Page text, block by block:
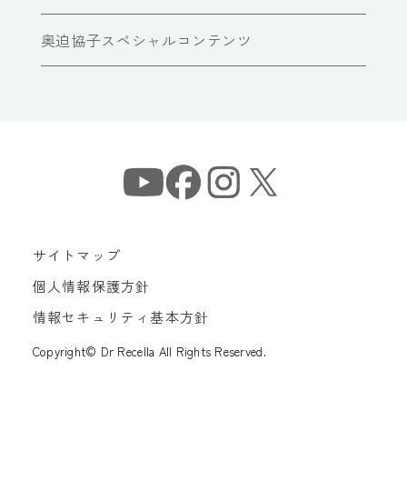
奥迫協子スペシャルコンテンツ
サイトマップ
個人情報保護方針
情報セキュリティ基本方針
Copyright© Dr Recella All Rights Reserved.